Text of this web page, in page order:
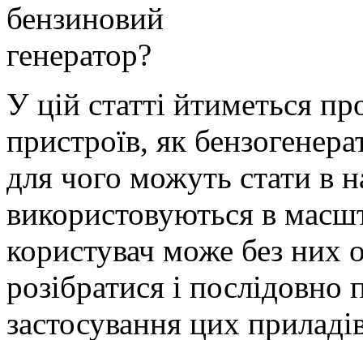
У цій статті йтиметься
пристроїв, як
для чого можуть стати в
використовуються в
користувач може без них
розібратися і
застосування цих